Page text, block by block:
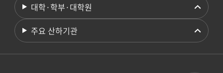
대학·학부·대학원
주요 산하기관